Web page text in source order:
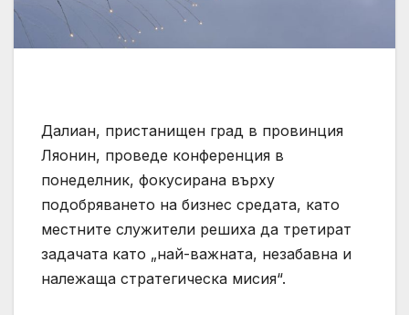
Далиан, пристанищен град в провинция
Ляонин, проведе конференция в
понеделник, фокусирана върху
подобряването на бизнес средата, като
местните служители решиха да третират
задачата като „най-важната, незабавна и
належаща стратегическа мисия“.